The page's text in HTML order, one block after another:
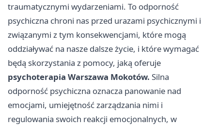
traumatycznymi wydarzeniami. To odporność
psychiczna chroni nas przed urazami psychicznymi i
związanymi z tym konsekwencjami, które mogą
oddziaływać na nasze dalsze życie, i które wymagać
będą skorzystania z pomocy, jaką oferuje
psychoterapia Warszawa Mokotów. Silna
odporność psychiczna oznacza panowanie nad
emocjami, umiejętność zarządzania nimi i
regulowania swoich reakcji emocjonalnych, w